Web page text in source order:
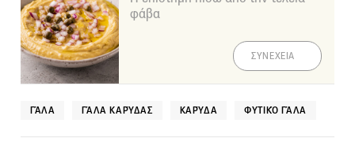
φάβα
ΣΥΝΕΧΕΙΑ
ΓΆΛΑ ΓΆΛΑ ΚΑΡΎΔΑΣ ΚΑΡΎΔΑ ΦΥΤΙΚΌ ΓΆΛΑ